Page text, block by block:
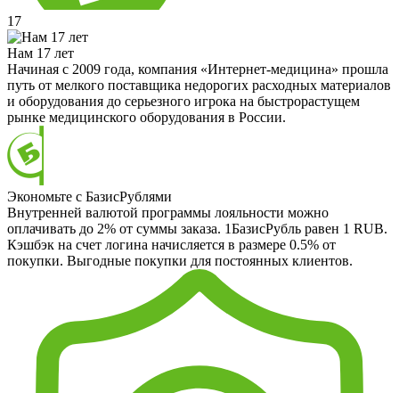
17
Нам 17 лет
Начиная с 2009 года, компания «Интернет-медицина» прошла
путь от мелкого поставщика недорогих расходных материалов
и оборудования до серьезного игрока на быстрорастущем
рынке медицинского оборудования в России.
Экономьте с БазисРублями
Внутренней валютой программы лояльности можно
оплачивать до 2% от суммы заказа. 1БазисРубль равен 1 RUB.
Кэшбэк на счет логина начисляется в размере 0.5% от
покупки. Выгодные покупки для постоянных клиентов.